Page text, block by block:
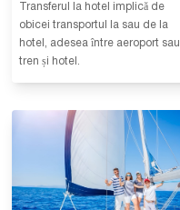
Transferul la hotel implică de
obicei transportul la sau de la
hotel, adesea între aeroport sau
tren și hotel.